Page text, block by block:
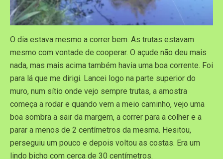
O dia estava mesmo a correr bem. As trutas estavam
mesmo com vontade de cooperar. O açude não deu mais
nada, mas mais acima também havia uma boa corrente. Foi
para lá que me dirigi. Lancei logo na parte superior do
muro, num sítio onde vejo sempre trutas, a amostra
começa a rodar e quando vem a meio caminho, vejo uma
boa sombra a sair da margem, a correr para a colher e a
parar a menos de 2 centímetros da mesma. Hesitou,
perseguiu um pouco e depois voltou as costas. Era um
lindo bicho com cerca de 30 centímetros.